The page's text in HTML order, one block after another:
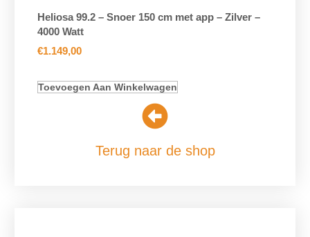
Heliosa 99.2 – Snoer 150 cm met app – Zilver –
4000 Watt
€1.149,00
Toevoegen Aan Winkelwagen
Terug naar de shop